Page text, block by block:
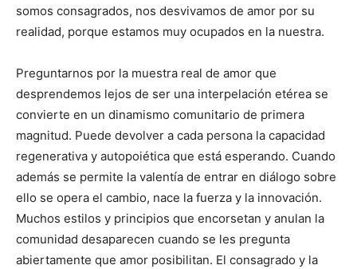
somos consagrados, nos desvivamos de amor por su
realidad, porque estamos muy ocupados en la nuestra.
Preguntarnos por la muestra real de amor que
desprendemos lejos de ser una interpelación etérea se
convierte en un dinamismo comunitario de primera
magnitud. Puede devolver a cada persona la capacidad
regenerativa y autopoiética que está esperando. Cuando
además se permite la valentía de entrar en diálogo sobre
ello se opera el cambio, nace la fuerza y la innovación.
Muchos estilos y principios que encorsetan y anulan la
comunidad desaparecen cuando se les pregunta
abiertamente que amor posibilitan. El consagrado y la